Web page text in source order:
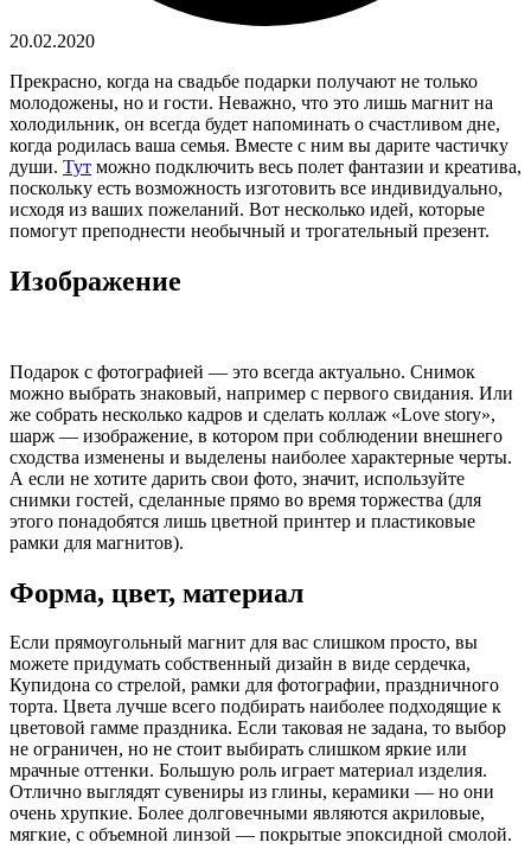
20.02.2020
Прекрасно, когда на свадьбе подарки получают не только
молодожены, но и гости. Неважно, что это лишь магнит на
холодильник, он всегда будет напоминать о счастливом дне,
когда родилась ваша семья. Вместе с ним вы дарите частичку
души. Тут можно подключить весь полет фантазии и креатива,
поскольку есть возможность изготовить все индивидуально,
исходя из ваших пожеланий. Вот несколько идей, которые
помогут преподнести необычный и трогательный презент.
Изображение
Подарок с фотографией — это всегда актуально. Снимок
можно выбрать знаковый, например с первого свидания. Или
же собрать несколько кадров и сделать коллаж «Love story»,
шарж — изображение, в котором при соблюдении внешнего
сходства изменены и выделены наиболее характерные черты.
А если не хотите дарить свои фото, значит, используйте
снимки гостей, сделанные прямо во время торжества (для
этого понадобятся лишь цветной принтер и пластиковые
рамки для магнитов).
Форма, цвет, материал
Если прямоугольный магнит для вас слишком просто, вы
можете придумать собственный дизайн в виде сердечка,
Купидона со стрелой, рамки для фотографии, праздничного
торта. Цвета лучше всего подбирать наиболее подходящие к
цветовой гамме праздника. Если таковая не задана, то выбор
не ограничен, но не стоит выбирать слишком яркие или
мрачные оттенки. Большую роль играет материал изделия.
Отлично выглядят сувениры из глины, керамики — но они
очень хрупкие. Более долговечными являются акриловые,
мягкие, с объемной линзой — покрытые эпоксидной смолой.